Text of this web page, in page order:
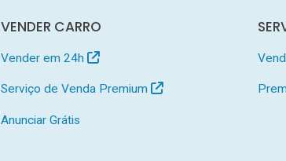
VENDER CARRO
Vender em 24h
Serviço de Venda Premium
Anunciar Grátis